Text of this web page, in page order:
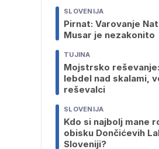
SLOVENIJA
Pirnat: Varovanje
Musar je nezakonito
TUJINA
Mojstrsko
lebdel nad skalami,
reševalci
SLOVENIJA
Kdo si najbolj mane
obisku Dončićevih
Sloveniji?